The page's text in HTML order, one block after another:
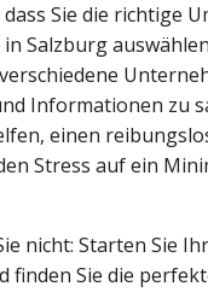
Sie die richtige
Salzburg
Informationen zu
einen
Stress auf ein
nicht: Starten Sie
finden Sie die